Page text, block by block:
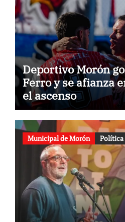
Deportivo Morón
Ferro y se afianza
el ascenso
Municipal de Morón Política